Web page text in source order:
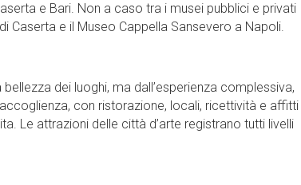
e Bari. Non a caso tra i musei pubblici e privati
Caserta e il Museo Cappella Sansevero a Napoli.
dei luoghi, ma dall’esperienza complessiva,
con ristorazione, locali, ricettività e affitti
Le attrazioni delle città d’arte registrano tutti livelli